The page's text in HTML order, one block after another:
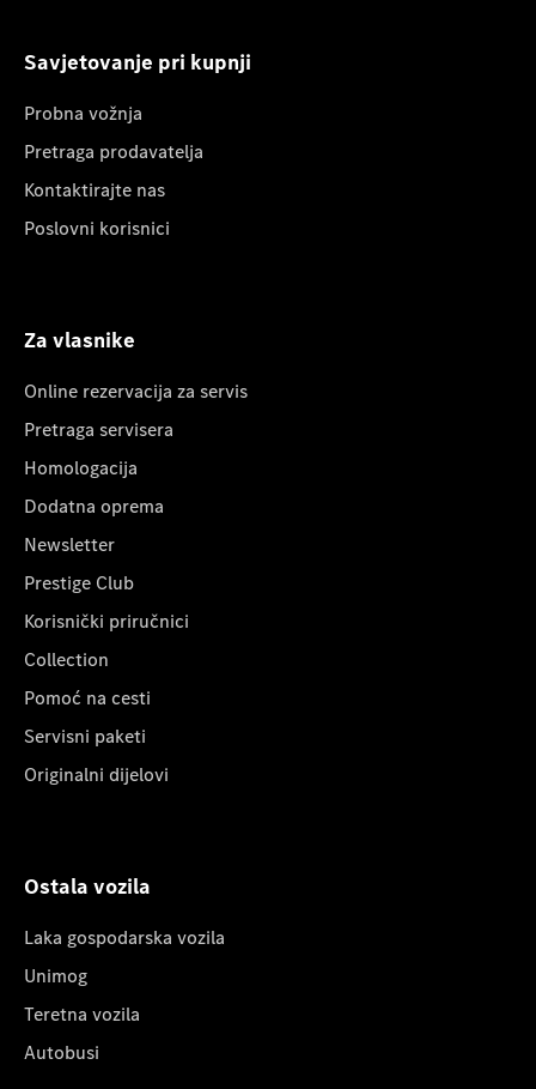
Savjetovanje pri kupnji
Probna vožnja
Pretraga prodavatelja
Kontaktirajte nas
Poslovni korisnici
Za vlasnike
Online rezervacija za servis
Pretraga servisera
Homologacija
Dodatna oprema
Newsletter
Prestige Club
Korisnički priručnici
Collection
Pomoć na cesti
Servisni paketi
Originalni dijelovi
Ostala vozila
Laka gospodarska vozila
Unimog
Teretna vozila
Autobusi